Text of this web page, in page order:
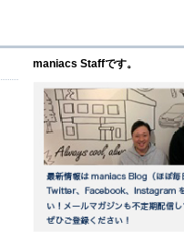
maniacs Staffです。